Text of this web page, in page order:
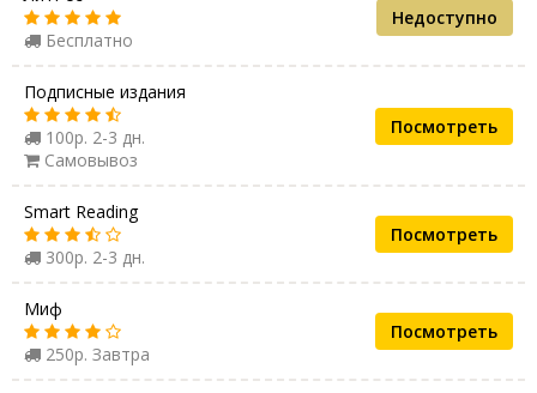
Бесплатно
Недоступно
Подписные издания
100р. 2-3 дн.
Самовывоз
Посмотреть
Smart Reading
300р. 2-3 дн.
Посмотреть
Миф
250р. Завтра
Посмотреть